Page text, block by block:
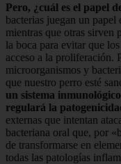
Pero, ¿cuál es el papel
bacterias juegan un
mientras que otras sirven
la boca para evitar que
acceso a la proliferación.
microorganismos y
que nuestro perro esté
un sistema
regulará la
externas que intentan
bacteriana oral que, por
de transformarse en
todas las patologías